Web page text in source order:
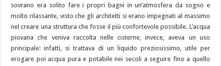
sovrano era solito fare i propri bagni in un’atmosfera da sogno e
molto rilassante, visto che gli architetti si erano impegnati al massimo
nel creare una struttura che fosse il più confortevole possibile. L’acqua
piovana che veniva raccolta nelle cisterne, invece, aveva un uso
principale: infatti, si trattava di un liquido preziosissimo, utile per
erogare poi acqua pura e potabile nei secoli a seguire fino a quello